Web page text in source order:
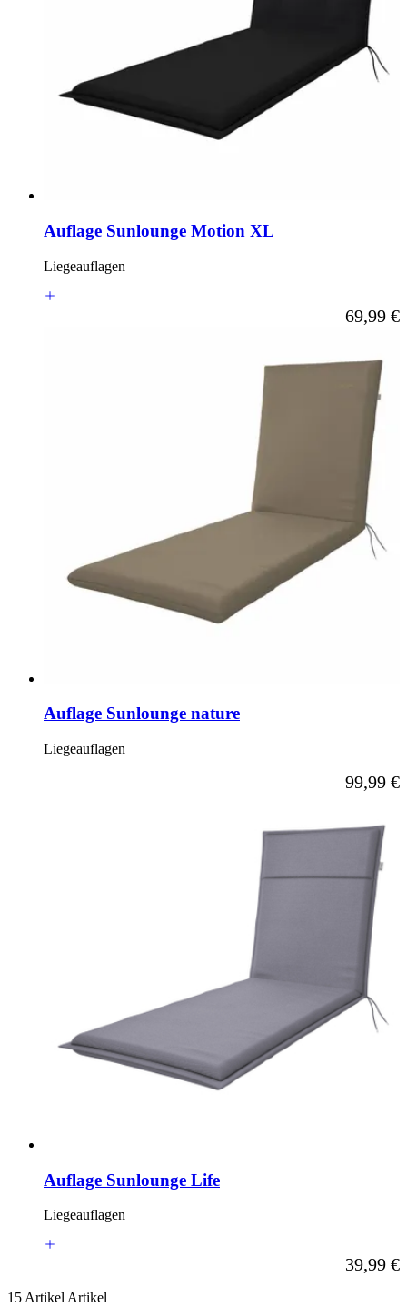
Auflage Sunlounge Motion XL
Liegeauflagen
Ab
69,99 €
Auflage Sunlounge nature
Liegeauflagen
Ab
99,99 €
Auflage Sunlounge Life
Liegeauflagen
Ab
39,99 €
15ArtikelArtikel